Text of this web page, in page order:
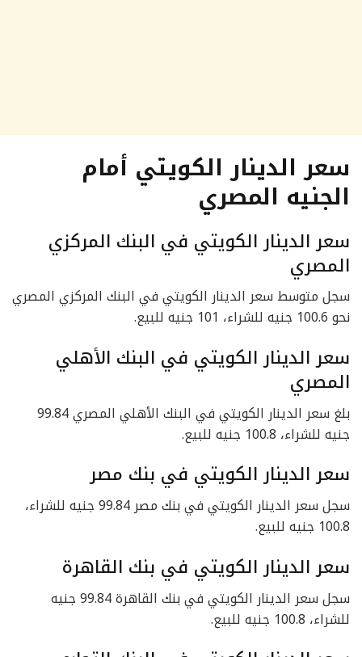
سعر الدينار الكويتي أمام
الجنيه المصري
سعر الدينار الكويتي في البنك المركزي
المصري
سجل متوسط سعر الدينار الكويتي في البنك المركزي المصري
نحو 100.6 جنيه للشراء، 101 جنيه للبيع.
سعر الدينار الكويتي في البنك الأهلي
المصري
بلغ سعر الدينار الكويتي في البنك الأهلي المصري 99.84
جنيه للشراء، 100.8 جنيه للبيع.
سعر الدينار الكويتي في بنك مصر
سجل سعر الدينار الكويتي في بنك مصر 99.84 جنيه للشراء،
100.8 جنيه للبيع.
سعر الدينار الكويتي في بنك القاهرة
سجل سعر الدينار الكويتي في بنك القاهرة 99.84 جنيه
للشراء، 100.8 جنيه للبيع.